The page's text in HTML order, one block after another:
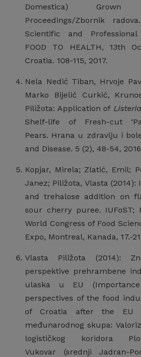
Domestica)
Proceedings/Zbornik
Scientific and
FOOD TO HEALTH, 13th
Croatia. 108-115, 2017.
Nela Nedić Tiban, Hrvoje
Marko Bijelić Curkić,
Piližota: Application of
Shelf-life of Fresh-cut
Pears. Hrana u zdravlju i
and Disease. 5 (2), 48-54, 2016
Kopjar, Mirela; Zlatić, Emil;
Janez; Piližota, Vlasta
and trehalose addition on
sour cherry puree. IUFoST;
World Congress of Food
Expo, Montreal, Kanada, 17.-
Vlasta Piližota (2014):
perspektive prehrambene
ulaska u EU
perspectives of the food
of Croatia after the EU
međunarodnog skupa:
logističkog koridora
Vukovar (srednji Jadran-